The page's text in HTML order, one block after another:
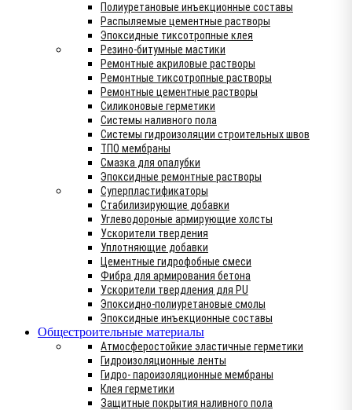
Полиуретановые инъекционные составы
Распыляемые цементные растворы
Эпоксидные тиксотропные клея
Резино-битумные мастики
Ремонтные акриловые растворы
Ремонтные тиксотропные растворы
Ремонтные цементные растворы
Силиконовые герметики
Системы наливного пола
Системы гидроизоляции строительных швов
ТПО мембраны
Смазка для опалубки
Эпоксидные ремонтные растворы
Суперпластификаторы
Стабилизирующие добавки
Углеводороные армирующие холсты
Ускорители твердения
Уплотняющие добавки
Цементные гидрофобные смеси
Фибра для армирования бетона
Ускорители твердления для PU
Эпоксидно-полиуретановые смолы
Эпоксидные инъекционные составы
Общестроительные материалы
Атмосферостойкие эластичные герметики
Гидроизоляционные ленты
Гидро- пароизоляционные мембраны
Клея герметики
Защитные покрытия наливного пола